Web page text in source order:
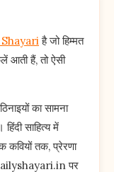
है जो हिम्मत
आती हैं, तो ऐसी
का सामना
साहित्य में
कवियों तक, प्रेरणा
dailyshayari.in पर